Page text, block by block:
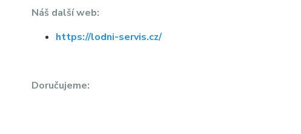
Náš další web:
https://lodni-servis.cz/
Doručujeme: